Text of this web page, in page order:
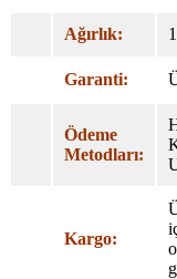
Ağırlık:
Garanti:
Ödeme
Metodları:
Kargo: